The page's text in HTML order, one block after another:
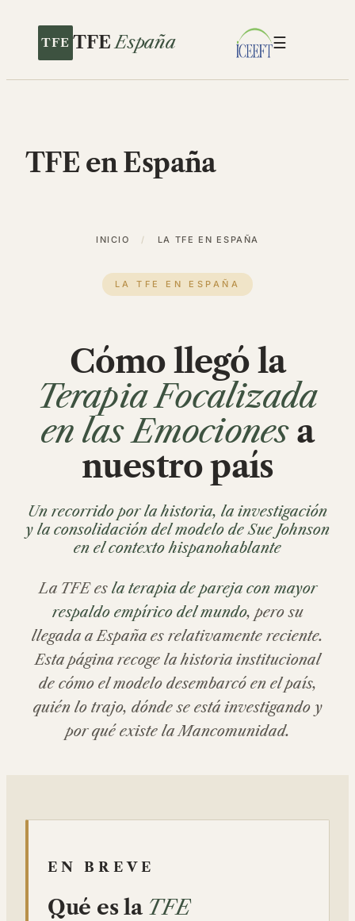
contenido
TFEEspaña ☰
TFE en España
INICIO / LA TFE EN ESPAÑA
LA TFE EN ESPAÑA
Cómo llegó la
Terapia Focalizada
en las Emocionesa
nuestro país
Un recorrido porla historia, la investigación
y la consolidación del modelo de Sue Johnson
en el contexto hispanohablante
La TFE es la terapia de pareja con mayor
respaldo empírico del mundo, pero su
llegada a España es relativamente reciente.
Esta página recoge la historia institucional
de cómo el modelo desembarcó en el país,
quién lo trajo, dónde se está investigando y
por qué existe la Mancomunidad.
EN BREVE
Qué es la TFE